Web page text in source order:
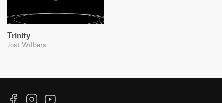
Trinity
Jost Wilbers
FacebookInstagramYouTube